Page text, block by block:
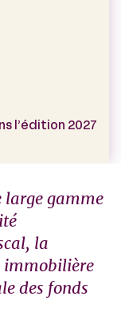
l’édition 2027
large gamme
la
immobilière
des fonds